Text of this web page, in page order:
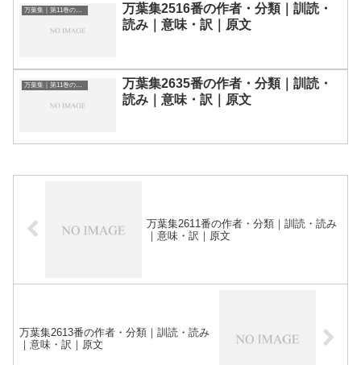
万葉集｜第11巻の和歌一覧
万葉集2516番の作者・分類｜訓読・
読み｜意味・訳｜原文
万葉集｜第11巻の和歌一覧
万葉集2635番の作者・分類｜訓読・
読み｜意味・訳｜原文
万葉集2611番の作者・分類｜訓読・読み
｜意味・訳｜原文
万葉集2613番の作者・分類｜訓読・読み
｜意味・訳｜原文